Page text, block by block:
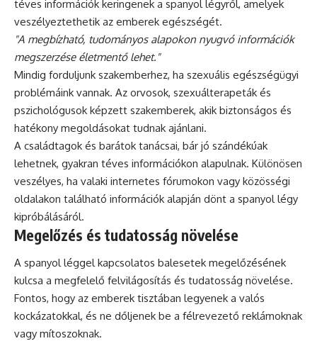
téves információk keringenek a spanyol légyről, amelyek
veszélyeztethetik az emberek egészségét.
"A megbízható, tudományos alapokon nyugvó információk
megszerzése életmentő lehet."
Mindig forduljunk szakemberhez, ha szexuális egészségügyi
problémáink vannak. Az orvosok, szexuálterapeták és
pszichológusok képzett szakemberek, akik biztonságos és
hatékony megoldásokat tudnak ajánlani.
A családtagok és barátok tanácsai, bár jó szándékúak
lehetnek, gyakran téves információkon alapulnak. Különösen
veszélyes, ha valaki internetes fórumokon vagy közösségi
oldalakon található információk alapján dönt a spanyol légy
kipróbálásáról.
Megelőzés és tudatosság növelése
A spanyol léggel kapcsolatos balesetek megelőzésének
kulcsa a megfelelő felvilágosítás és tudatosság növelése.
Fontos, hogy az emberek tisztában legyenek a valós
kockázatokkal, és ne dőljenek be a félrevezető reklámoknak
vagy mítoszoknak.